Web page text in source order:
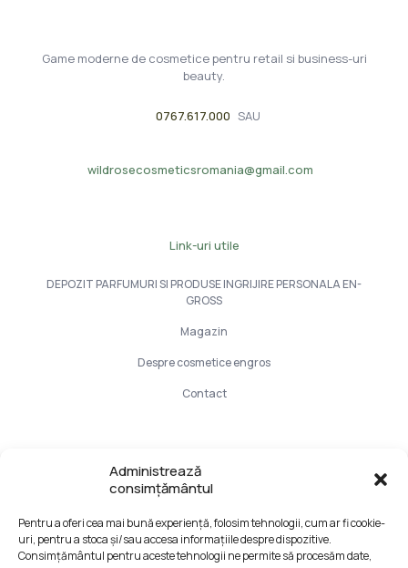
Administrează
consimțământul
Pentru a oferi cea mai bună experiență, folosim tehnologii, cum ar fi cookie-
uri, pentru a stoca și/sau accesa informațiile despre dispozitive.
Consimțământul pentru aceste tehnologii ne permite să procesăm date,
Game moderne de cosmetice pentru retail si business-uri
beauty.
0767.617.000 SAU
wildrosecosmeticsromania@gmail.com
Link-uri utile
DEPOZIT PARFUMURI SI PRODUSE INGRIJIRE PERSONALA EN-
GROSS
Magazin
Despre cosmetice engros
Contact
LIVRARE SI PLATA
CONFIDENTIALITATE DATELOR
TERMENI SI CONDITII